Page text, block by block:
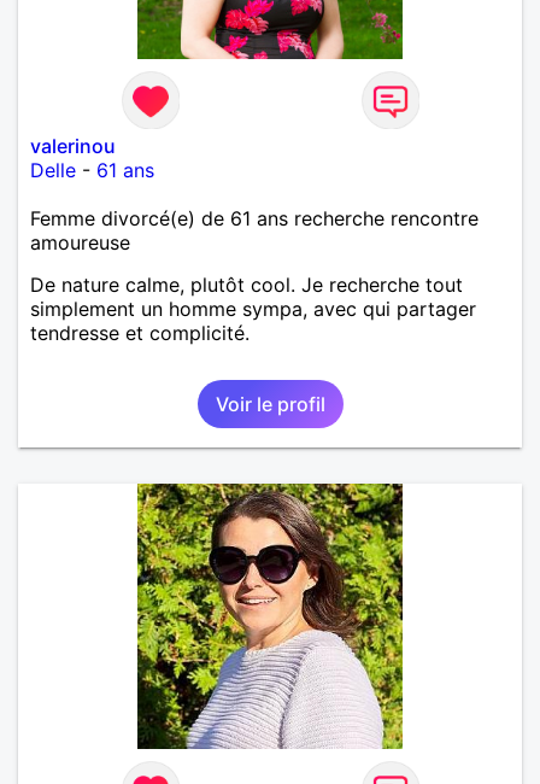
valerinou
Delle - 61 ans
Femme divorcé(e) de 61 ans recherche rencontre
amoureuse
De nature calme, plutôt cool. Je recherche tout
simplement un homme sympa, avec qui partager
tendresse et complicité.
Voir le profil